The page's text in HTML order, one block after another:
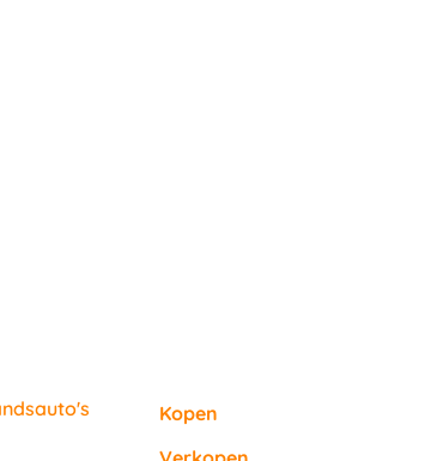
Kopen